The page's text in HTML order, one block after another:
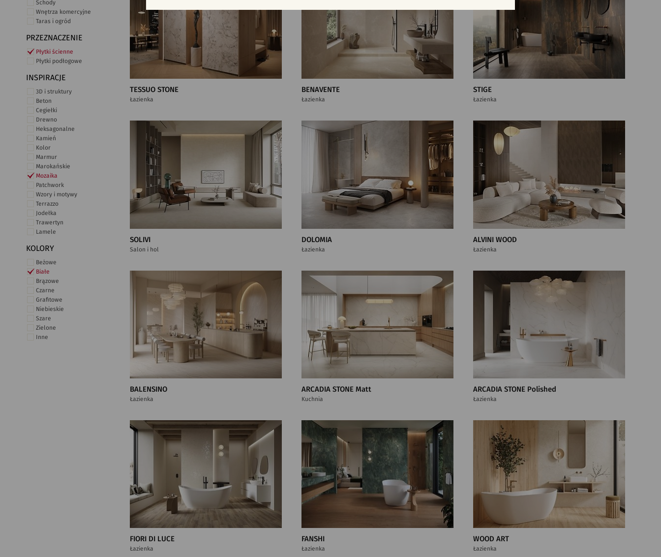
Schody
Wnętrza komercyjne
Taras i ogród
PRZEZNACZENIE
Płytki ścienne
Płytki podłogowe
INSPIRACJE
3D i struktury
Beton
Cegiełki
Drewno
Heksagonalne
Kamień
Kolor
Marmur
Marokańskie
Mozaika
Patchwork
Wzory i motywy
Terrazzo
Jodełka
Trawertyn
Lamele
KOLORY
Beżowe
Białe
Brązowe
Czarne
Grafitowe
Niebieskie
Szare
Zielone
Inne
TESSUO STONE
Łazienka
BENAVENTE
Łazienka
STIGE
Łazienka
SOLIVI
Salon i hol
DOLOMIA
Łazienka
ALVINI WOOD
Łazienka
BALENSINO
Łazienka
ARCADIA STONE Matt
Kuchnia
ARCADIA STONE Polished
Łazienka
FIORI DI LUCE
Łazienka
FANSHI
Łazienka
WOOD ART
Łazienka